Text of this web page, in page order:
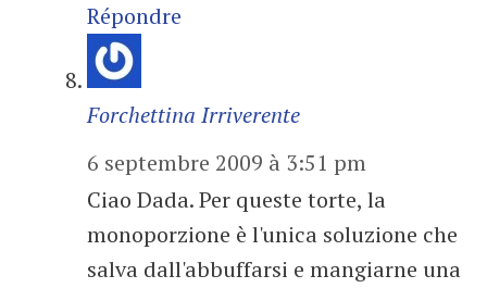
Répondre
Forchettina Irriverente
6 septembre 2009 à 3:51 pm
Ciao Dada. Per queste torte, la
monoporzione è l'unica soluzione che
salva dall'abbuffarsi e mangiarne una